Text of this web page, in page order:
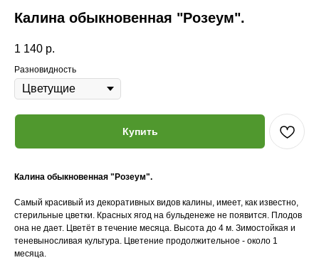
Калина обыкновенная "Розеум".
1 140 р.
Разновидность
Купить
Калина обыкновенная "Розеум".
Самый красивый из декоративных видов калины, имеет, как известно,
стерильные цветки. Красных ягод на бульденеже не появится. Плодов
она не дает. Цветёт в течение месяца. Высота до 4 м. Зимостойкая и
теневыносливая культура. Цветение продолжительное - около 1
месяца.